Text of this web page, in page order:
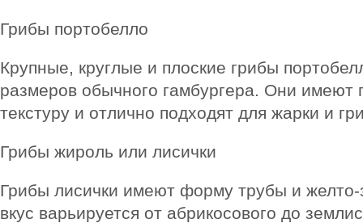
Грибы портобелло
Крупные, круглые и плоские грибы
размеров обычного гамбургера. Они имеют
текстуру и отлично подходят для жарки и
Грибы жироль или лисички
Грибы лисички имеют форму трубы и желто-
вкус варьируется от абрикосового до